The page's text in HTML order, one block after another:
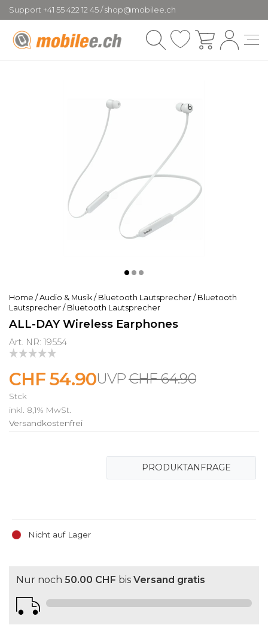
Support +41 55 422 12 45 / shop@mobilee.ch
Home / Audio & Musik / Bluetooth Lautsprecher / Bluetooth
Lautsprecher / Bluetooth Lautsprecher
ALL-DAY Wireless Earphones
Art. NR: 19554
CHF 64.90
CHF 54.90
Stck
inkl. 8,1% MwSt.
Versandkostenfrei
Nicht auf Lager
PRODUKTANFRAGE
Nur noch 50.00 CHF bis Versand gratis